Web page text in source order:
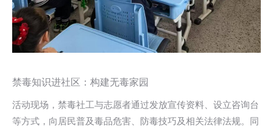
禁毒知识进社区：构建无毒家园
活动现场，禁毒社工与志愿者通过发放宣传资料、设立咨询台
等方式，向居民普及毒品危害、防毒技巧及相关法律法规。同